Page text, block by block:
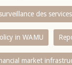
des
in WAMU
market